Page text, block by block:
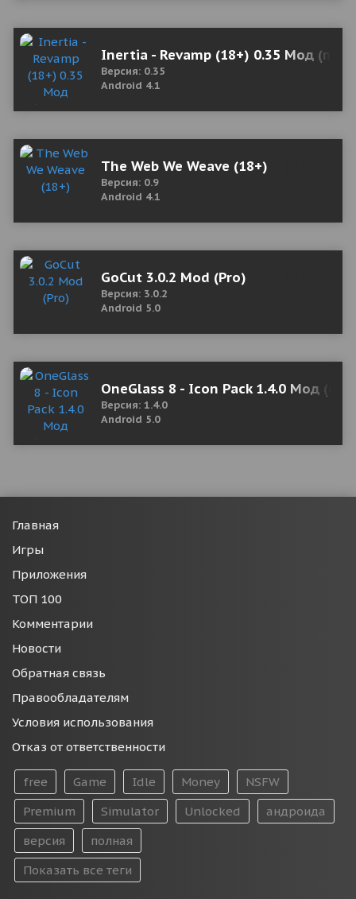
Inertia - Revamp (18+) 0.35 Мод
Версия: 0.35
Android 4.1
The Web We Weave (18+)
Версия: 0.9
Android 4.1
GoCut 3.0.2 Mod (Pro)
Версия: 3.0.2
Android 5.0
OneGlass 8 - Icon Pack 1.4.0 Мод
Версия: 1.4.0
Android 5.0
Главная
Игры
Приложения
ТОП 100
Комментарии
Новости
Обратная связь
Правообладателям
Условия использования
Отказ от ответственности
free Game Idle Money
NSFW
Premium
Simulator Unlocked
андроида
версия
полная
Показать все теги